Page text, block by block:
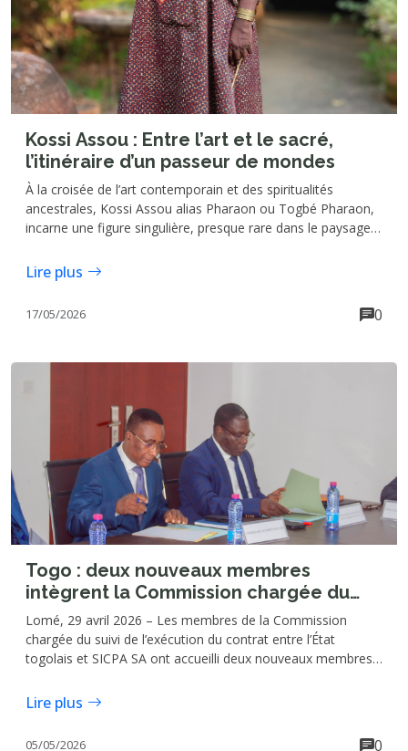
Kossi Assou : Entre l’art et le sacré,
l’itinéraire d’un passeur de mondes
À la croisée de l’art contemporain et des spiritualités
ancestrales, Kossi Assou alias Pharaon ou Togbé Pharaon,
incarne une figure singulière, presque rare dans le paysage
les œuvres se construisent à l’intersection du visible et de
l’invisible, du sensible et du sacré.
Lire plus
17/05/2026 0
Togo : deux nouveaux membres
intègrent la Commission chargée du
suivi du contrat entre l’État togolais et
SICPA SA
Lomé, 29 avril 2026 – Les membres de la Commission
chargée du suivi de l’exécution du contrat entre l’État
togolais et SICPA SA ont accueilli deux nouveaux membres
siège de ladite Commission à Lomé. Il s’agit du Commissaire
des Douanes et Droits indirects, Téi KONZI, et du
Lire plus
05/05/2026 0